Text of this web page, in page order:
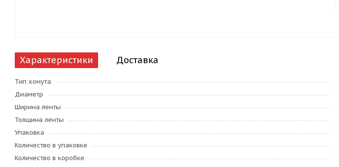
Характеристики Доставка
Тип хомута
Диаметр
Ширина ленты
Толщина ленты
Упаковка
Количество в упаковке
Количество в коробке